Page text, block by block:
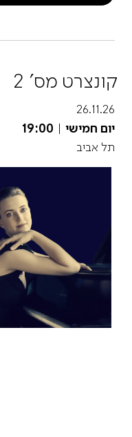
קונצרט מס' 2
26.11.26
יום חמישי |
19:00
תל אביב